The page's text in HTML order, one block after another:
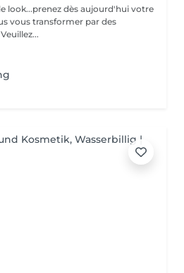
look...prenez dès aujourd'hui votre
vous transformer par des
professionnels du métier. Veuillez...